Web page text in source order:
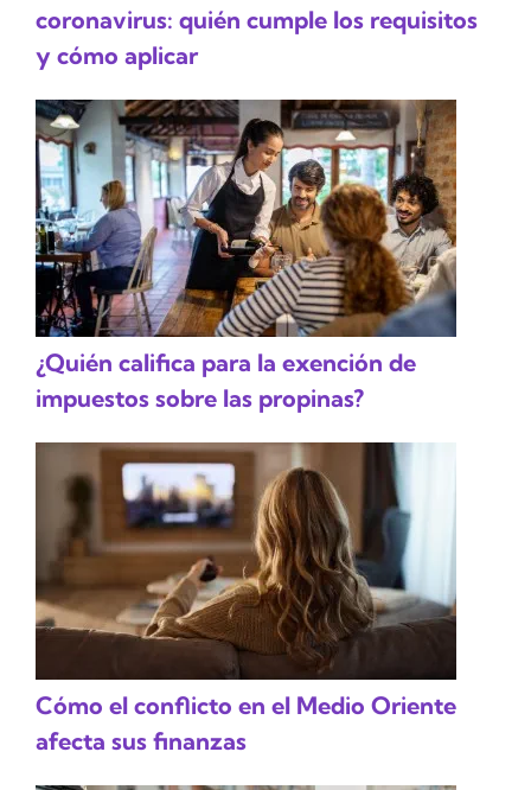
coronavirus: quién cumple los requisitos
y cómo aplicar
¿Quién califica para la exención de
impuestos sobre las propinas?
Cómo el conflicto en el Medio Oriente
afecta sus finanzas